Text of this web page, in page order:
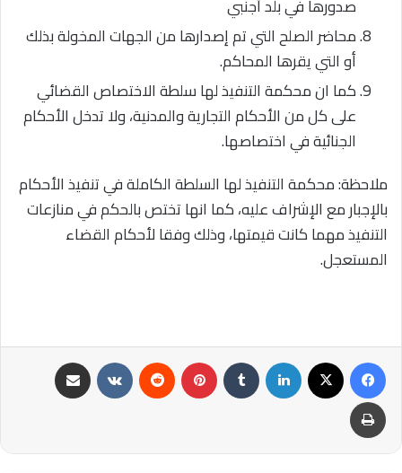
صدورها في بلد أجنبي
محاضر الصلح التي تم إصدارها من الجهات المخولة بذلك
أو التي يقرها المحاكم.
كما ان محكمة التنفيذ لها سلطة الاختصاص القضائي
على كل من الأحكام التجارية والمدنية، ولا تدخل الأحكام
الجنائية في اختصاصها.
ملاحظة: محكمة التنفيذ لها السلطة الكاملة في تنفيذ الأحكام
بالإجبار مع الإشراف عليه، كما انها تختص بالحكم في منازعات
التنفيذ مهما كانت قيمتها، وذلك وفقا لأحكام القضاء
المستعجل.